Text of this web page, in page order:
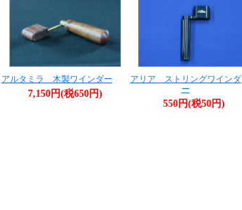
アルタミラ 木製ワインダー
7,150円(税650円)
アリア ストリングワインダ
ー
550円(税50円)